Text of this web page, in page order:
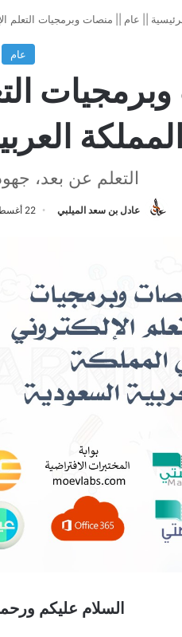
عام منصات وبرمجيات التعلم
عام
المملكة
التعلم عن بعد،
عادل بن سعد الميلبي 22 أغسطس، 2021
السلام عليكم